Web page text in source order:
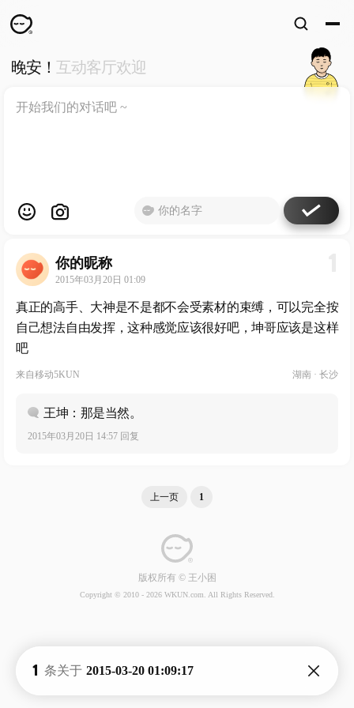
WKUN HOME
ABOUT ME
工作室
晚安！ 互动客厅欢迎
你的昵称
2015年03月20日 01:09
真正的高手、大神是不是都不会受素材的束缚，可以完全按
自己想法自由发挥，这种感觉应该很好吧，坤哥应该是这样
吧
来自移动5KUN 湖南 · 长沙
王坤：那是当然。
2015年03月20日 14:57 回复
1 条关于 2015-03-20 01:09:17
上一页 1
版权所有 © 王小困
Copyright © 2010 - 2026 WKUN.com. All Rights Reserved.